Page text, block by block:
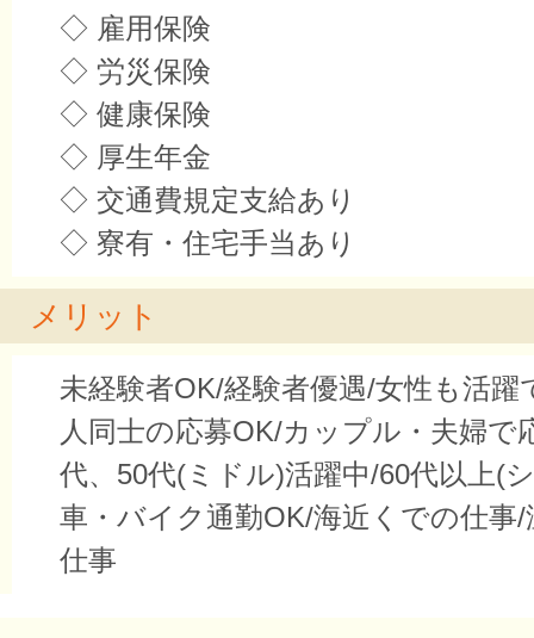
◇ 雇用保険
◇ 労災保険
◇ 健康保険
◇ 厚生年金
◇ 交通費規定支給あり
◇ 寮有・住宅手当あり
メリット
未経験者OK/経験者優遇/女性も活躍
人同士の応募OK/カップル・夫婦で
代、50代(ミドル)活躍中/60代以上(
車・バイク通勤OK/海近くでの仕事
仕事